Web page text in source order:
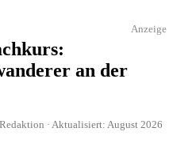
Anzeige
an der
· Aktualisiert: August 2026